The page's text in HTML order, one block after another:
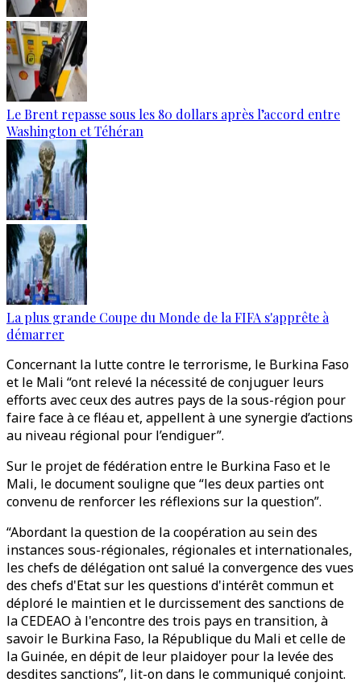
Le Brent repasse sous les 80 dollars après l’accord entre
Washington et Téhéran
La plus grande Coupe du Monde de la FIFA s'apprête à
démarrer
Concernant la lutte contre le terrorisme, le Burkina Faso
et le Mali “ont relevé la nécessité de conjuguer leurs
efforts avec ceux des autres pays de la sous-région pour
faire face à ce fléau et, appellent à une synergie d’actions
au niveau régional pour l’endiguer”.
Sur le projet de fédération entre le Burkina Faso et le
Mali, le document souligne que “les deux parties ont
convenu de renforcer les réflexions sur la question”.
“Abordant la question de la coopération au sein des
instances sous-régionales, régionales et internationales,
les chefs de délégation ont salué la convergence des vues
des chefs d'Etat sur les questions d'intérêt commun et
déploré le maintien et le durcissement des sanctions de
la CEDEAO à l'encontre des trois pays en transition, à
savoir le Burkina Faso, la République du Mali et celle de
la Guinée, en dépit de leur plaidoyer pour la levée des
desdites sanctions”, lit-on dans le communiqué conjoint.